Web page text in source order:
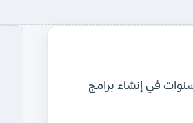
للسياحة ، وهي شركة مرموقة للجولات السياحية تتمتع بخبرة تزيد عن 10 سنوات في إنشاء برامج